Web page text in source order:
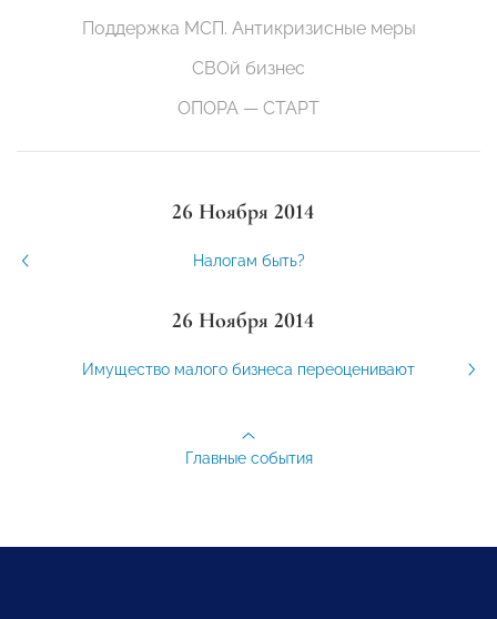
Поддержка МСП. Антикризисные меры
СВОй бизнес
ОПОРА — СТАРТ
26 Ноября 2014
Налогам быть?
26 Ноября 2014
Имущество малого бизнеса переоценивают
Главные события